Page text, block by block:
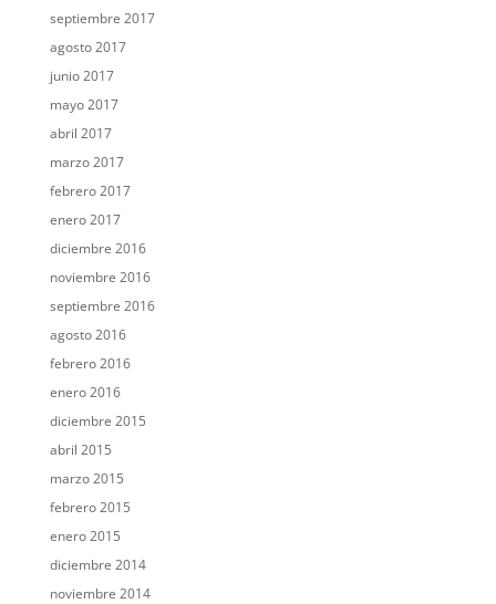
septiembre 2017
agosto 2017
junio 2017
mayo 2017
abril 2017
marzo 2017
febrero 2017
enero 2017
diciembre 2016
noviembre 2016
septiembre 2016
agosto 2016
febrero 2016
enero 2016
diciembre 2015
abril 2015
marzo 2015
febrero 2015
enero 2015
diciembre 2014
noviembre 2014